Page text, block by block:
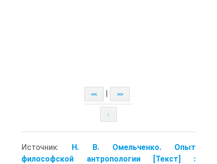
<< >>
↑
Источник: Н. В. Омельченко. Опыт
философской антропологии [Текст] :